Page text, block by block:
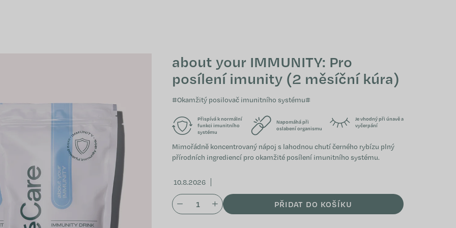
about your IMMUNITY: Pro
posílení imunity (2 měsíční kúra)
#Okamžitý posilovač imunitního systému#
Přispívá k normální
funkci imunitního
systému
Napomáhá při
oslabení organismu
Je vhodný při únavě a
vyčerpání
Mimořádně koncentrovaný nápoj s lahodnou chutí černého rybízu plný
přírodních ingrediencí pro okamžité posílení imunitního systému.
10.8.2026
PŘIDAT DO KOŠÍKU